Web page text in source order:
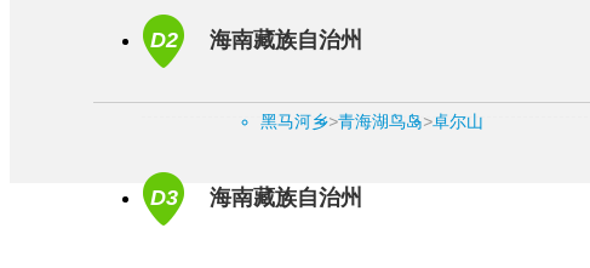
D2 海南藏族自治州
黑马河乡>青海湖鸟岛>卓尔山
D3 海南藏族自治州